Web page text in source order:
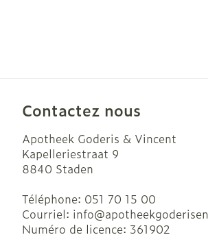
Contactez nous
Apotheek Goderis & Vincent
Kapelleriestraat 9
8840 Staden
Téléphone: 051 70 15 00
Courriel: info@
Numéro de licence: 361902